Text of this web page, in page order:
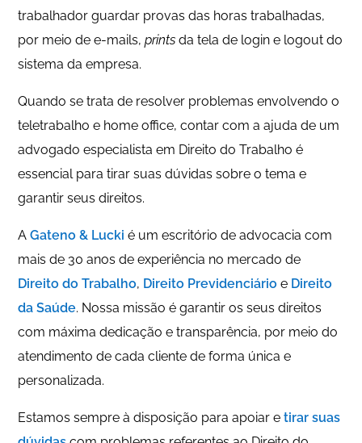
trabalhador guardar provas das horas trabalhadas,
por meio de e-mails,printsda tela de login e logout do
sistema da empresa.
Quando se trata de resolver problemas envolvendo o
teletrabalho e home office, contar com a ajuda de um
advogado especialista em Direito do Trabalho é
essencial para tirar suas dúvidas sobre o tema e
garantir seus direitos.
A Gateno & Lucki é um escritório de advocacia com
mais de 30 anos de experiência no mercado de
Direito do Trabalho, Direito Previdenciário e Direito
da Saúde. Nossa missão é garantir os seus direitos
com máxima dedicação e transparência, por meio do
atendimento de cada cliente de forma única e
personalizada.
Estamos sempre à disposição para apoiar e tirar suas